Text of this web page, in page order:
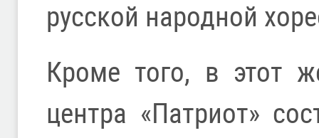
русской народной
Кроме того, в этот
центра «Патриот»